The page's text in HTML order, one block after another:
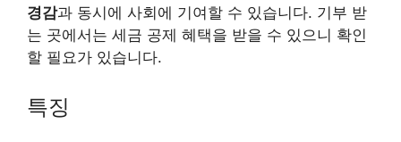
경감과 동시에 사회에 기여할 수 있습니다. 기부 받
는 곳에서는 세금 공제 혜택을 받을 수 있으니 확인
할 필요가 있습니다.
특징